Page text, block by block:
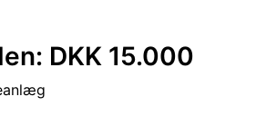
DKK 15.000